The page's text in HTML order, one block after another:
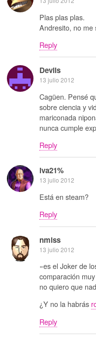
Plas plas plas.
Andresito, no me
Reply
Devils
13 julio 2012
Cagüen. Pensé
sobre ciencia y
mariconada
nunca cumple
Reply
iva21%
13 julio 2012
Está en steam?
Reply
nmlss
13 julio 2012
«es el Joker de
comparación
no quiero que
¿Y no la habrás
Reply